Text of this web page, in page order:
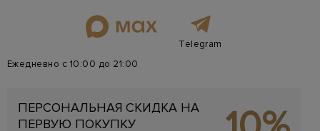
Telegram
Ежедневно с 10:00 до 21:00
ПЕРСОНАЛЬНАЯ СКИДКА НА
ПЕРВУЮ ПОКУПКУ